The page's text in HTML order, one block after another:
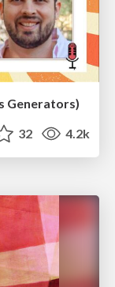
Generators)
32 4.2k